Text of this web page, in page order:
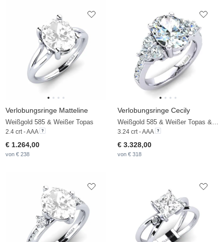
Verlobungsringe Matteline
Weißgold 585 & Weißer Topas
2.4 crt - AAA
€ 1.264,00
von € 238
Verlobungsringe Cecily
3.24 crt - AAA
€ 3.328,00
von € 318